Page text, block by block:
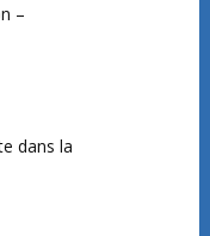
–
dans la